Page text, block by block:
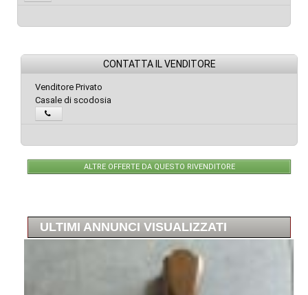
CONTATTA IL VENDITORE
Venditore Privato
Casale di scodosia
ALTRE OFFERTE DA QUESTO RIVENDITORE
ULTIMI ANNUNCI VISUALIZZATI